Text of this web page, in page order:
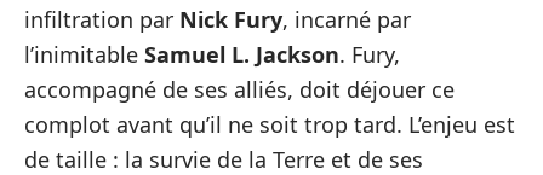
infiltration par Nick Fury, incarné par
l’inimitable Samuel L. Jackson. Fury,
accompagné de ses alliés, doit déjouer ce
complot avant qu’il ne soit trop tard. L’enjeu est
de taille : la survie de la Terre et de ses